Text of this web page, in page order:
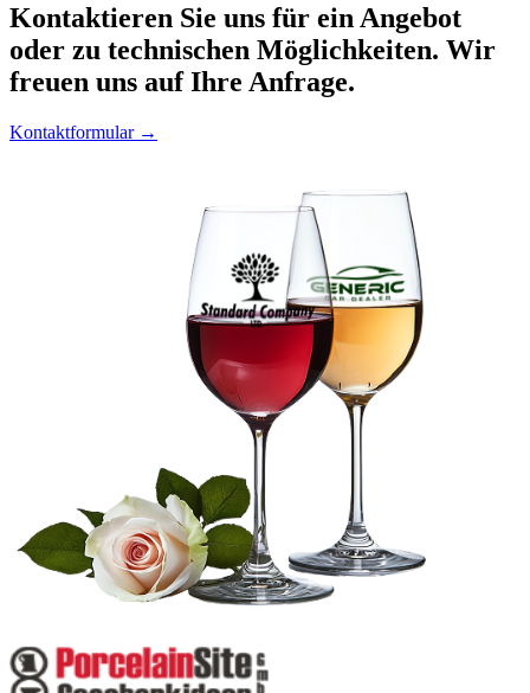
Kontaktieren Sie uns für ein Angebot
oder zu technischen Möglichkeiten. Wir
freuen uns auf Ihre Anfrage.
Kontaktformular →